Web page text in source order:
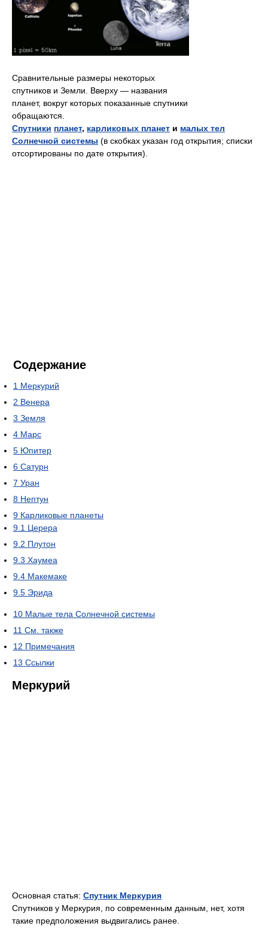
Сравнительные размеры некоторых
спутников и Земли. Вверху — названия
планет, вокруг которых показанные спутники
обращаются.
Спутники планет, карликовых планет и малых тел
Солнечной системы (в скобках указан год открытия; списки
отсортированы по дате открытия).
Содержание
1 Меркурий
2 Венера
3 Земля
4 Марс
5 Юпитер
6 Сатурн
7 Уран
8 Нептун
9 Карликовые планеты
9.1 Церера
9.2 Плутон
9.3 Хаумеа
9.4 Макемаке
9.5 Эрида
10 Малые тела Солнечной системы
11 См. также
12 Примечания
13 Ссылки
Меркурий
Основная статья: Спутник Меркурия
Спутников у Меркурия, по современным данным, нет, хотя
такие предположения выдвигались ранее.